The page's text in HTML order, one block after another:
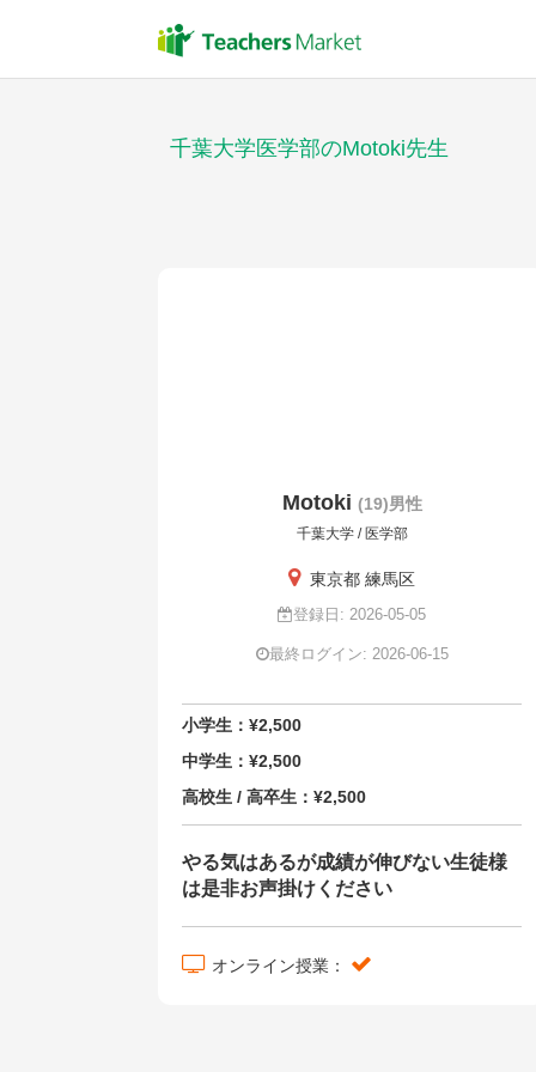
千葉大学医学部のMotoki先生
Motoki (19)男性
千葉大学 / 医学部
東京都 練馬区
登録日: 2026-05-05
最終ログイン: 2026-06-15
小学生：¥2,500
中学生：¥2,500
高校生 / 高卒生：¥2,500
やる気はあるが成績が伸びない生徒様
は是非お声掛けください
オンライン授業：